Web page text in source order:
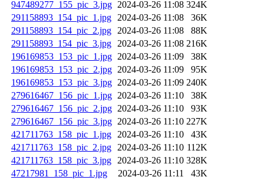
947489277_155_pic_3.jpg 2024-03-26 11:08 324K
291158893_154_pic_1.jpg
2024-03-26 11:08
36K
291158893_154_pic_2.jpg
2024-03-26 11:08
88K
291158893_154_pic_3.jpg
2024-03-26 11:08 216K
196169853_153_pic_1.jpg 2024-03-26 11:09
38K
196169853_153_pic_2.jpg 2024-03-26 11:09
95K
196169853_153_pic_3.jpg 2024-03-26 11:09 240K
279616467_156_pic_1.jpg 2024-03-26 11:10
38K
279616467_156_pic_2.jpg 2024-03-26 11:10
93K
279616467_156_pic_3.jpg 2024-03-26 11:10 227K
421711763_158_pic_1.jpg
2024-03-26 11:10
43K
421711763_158_pic_2.jpg
2024-03-26 11:10 112K
421711763_158_pic_3.jpg
2024-03-26 11:10 328K
47217981_158_pic_1.jpg
2024-03-26 11:11
43K